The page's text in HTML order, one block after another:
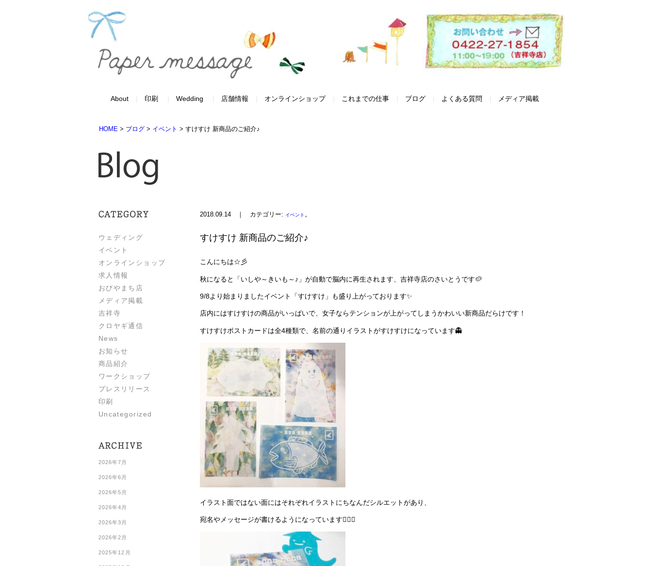
About 印刷 Wedding 店舗情報 オンラインショップ これまでの仕事 ブログ よくある質問 メディア掲載
HOME > ブログ > イベント > すけすけ 新商品のご紹介♪
ウェディング
イベント
オンラインショップ
求人情報
おびやまち店
メディア掲載
吉祥寺
クロヤギ通信
News
お知らせ
商品紹介
ワークショップ
プレスリリース
印刷
Uncategorized
2026年7月
2026年6月
2026年5月
2026年4月
2026年3月
2026年2月
2025年12月
2018.09.14 ｜ カテゴリー: イベント 。
すけすけ 新商品のご紹介♪
こんにちは☆彡
秋になると「いしや～きいも～♪」が自動で脳内に再生されます、吉祥寺店のさいとうです🥔
9/8より始まりましたイベント「すけすけ」も盛り上がっております✨
店内にはすけすけの商品がいっぱいで、女子ならテンションが上がってしまうかわいい新商品だらけです！
すけすけポストカードは全4種類で、名前の通りイラストがすけすけになっています👻
イラスト面ではない面にはそれぞれイラストにちなんだシルエットがあり、
宛名やメッセージが書けるようになっています👍🏻✨